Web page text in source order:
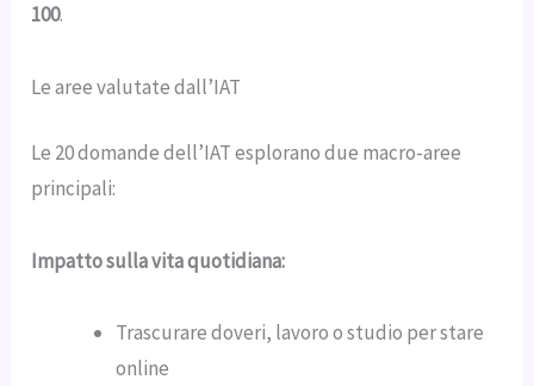
100.
Le aree valutate dall’IAT
Le 20 domande dell’IAT esplorano due macro-aree
principali:
Impatto sulla vita quotidiana:
Trascurare doveri, lavoro o studio per stare
online